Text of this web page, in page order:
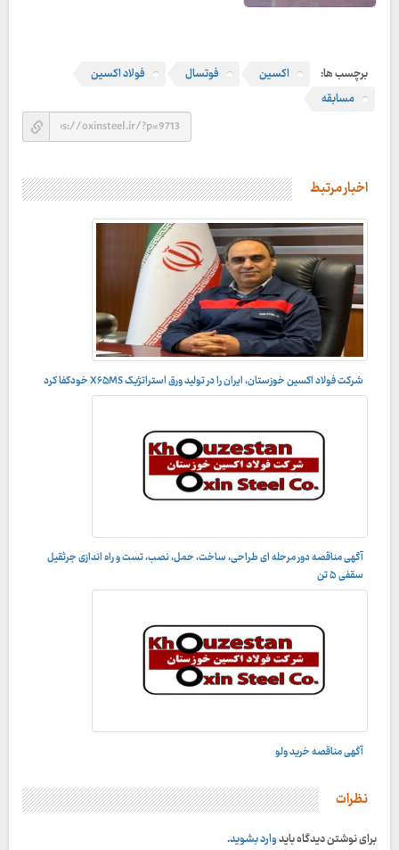
برچسب ها: اکسین فوتسال
فولاد اکسین
مسابقه
اخبار مرتبط
شرکت فولاد اکسین خوزستان، ایران را در تولید ورق استراتژیک X۶۵MS خودکفا کرد
آگهی مناقصه دور مرحله ای طراحی، ساخت، حمل، نصب، تست و راه اندازى جرثقيل
سقفى ۵ تن
آگهی مناقصه خرید ولو
نظرات
برای نوشتن دیدگاه بایدوارد بشوید.